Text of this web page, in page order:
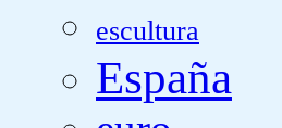
escultura
España